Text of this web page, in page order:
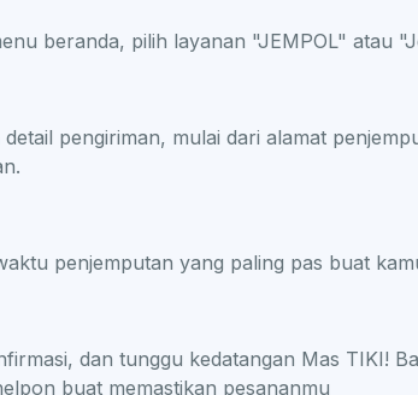
beranda, pilih layanan "JEMPOL" atau
pengiriman, mulai dari alamat
penjemputan yang paling pas buat
dan tunggu kedatangan Mas TIKI!
buat memastikan pesananmu